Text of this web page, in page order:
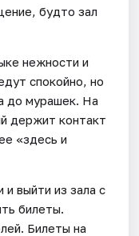
будто зал
нежности и
спокойно, но
до мурашек. На
держит контакт
«здесь и
и выйти из зала с
билеты.
Билеты на